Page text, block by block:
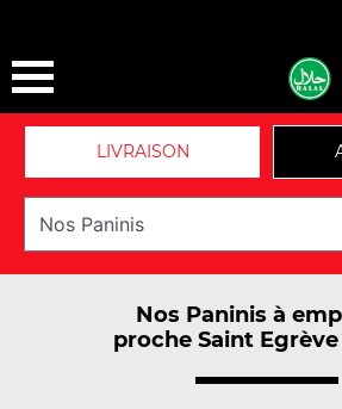
LIVRAISON
Nos Paninis à
proche Saint Egrève